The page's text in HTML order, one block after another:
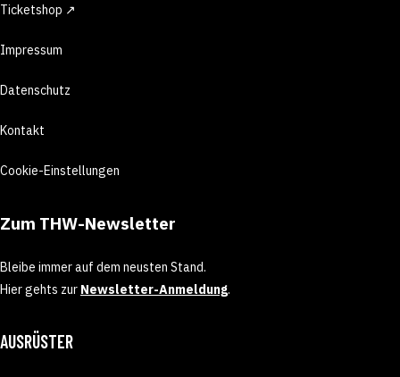
Ticketshop ↗
Impressum
Datenschutz
Kontakt
Cookie-Einstellungen
Zum THW-Newsletter
Bleibe immer auf dem neusten Stand.
Hier gehts zur Newsletter-Anmeldung.
AUSRÜSTER